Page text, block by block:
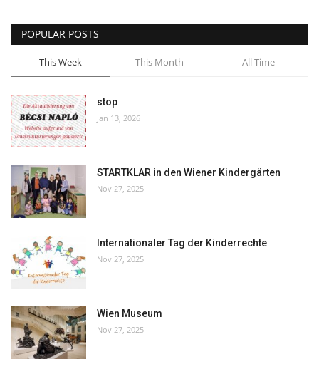
POPULAR POSTS
This Week This Month All Time
stop
Jan 13, 2026
STARTKLAR in den Wiener Kindergärten
Nov 27, 2025
Internationaler Tag der Kinderrechte
Nov 27, 2025
Wien Museum
Nov 27, 2025